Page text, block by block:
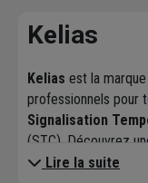
Kelias
Kelias est la
professionnels pour
Signalisation
(STC). Découvrez
panneaux
Lire la suite